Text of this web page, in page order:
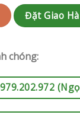
Đặt Giao
chóng: